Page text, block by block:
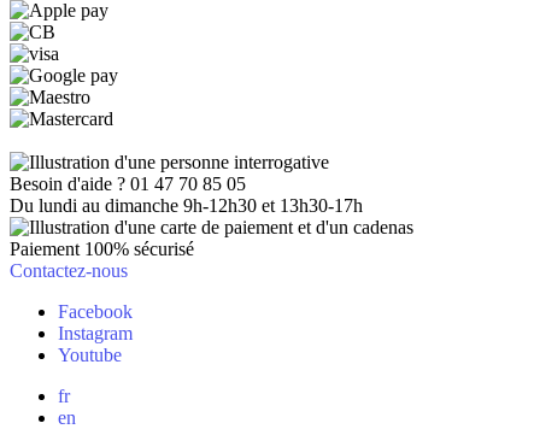
Besoin d'aide ? 01 47 70 85 05
Du lundi au dimanche 9h-12h30 et 13h30-17h
Paiement 100% sécurisé
Contactez-nous
Facebook
Instagram
Youtube
fr
en